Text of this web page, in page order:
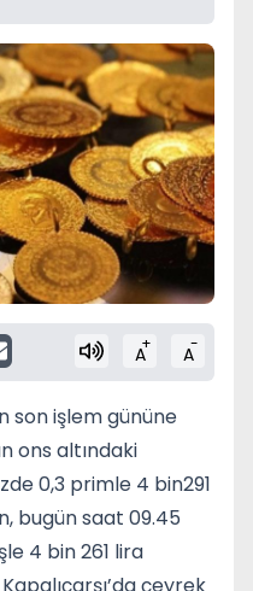
A+ A-
son işlem gününe
ons altındaki
0,3 primle 4 bin291
bugün saat 09.45
4 bin 261 lira